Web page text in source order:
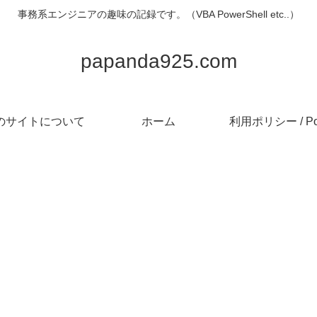
事務系エンジニアの趣味の記録です。（VBA PowerShell etc..）
papanda925.com
サイトについて ホーム 利用ポリシー /